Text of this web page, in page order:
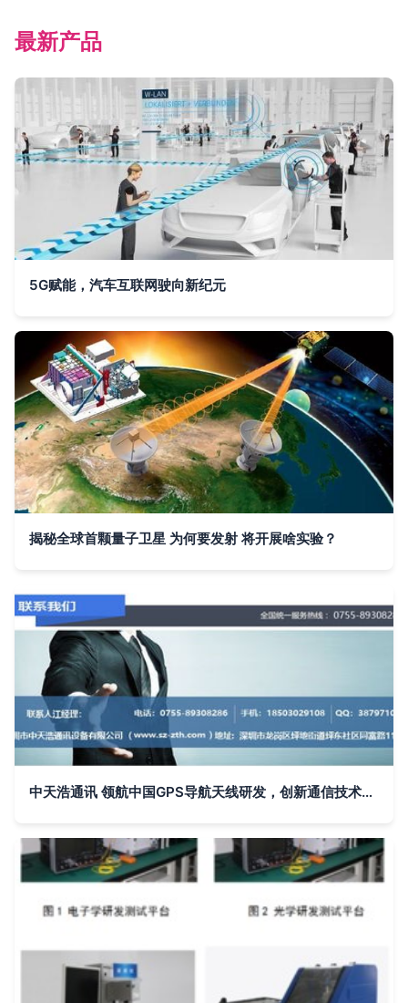
最新产品
5G赋能，汽车互联网驶向新纪元
揭秘全球首颗量子卫星 为何要发射 将开展啥实验？
中天浩通讯 领航中国GPS导航天线研发，创新通信技术未来